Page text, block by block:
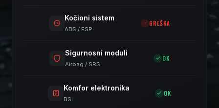
Kočioni sistem
ABS / ESP
GREŠKA
Sigurnosni moduli
Airbag / SRS
OK
Komfor elektronika
BSI
OK